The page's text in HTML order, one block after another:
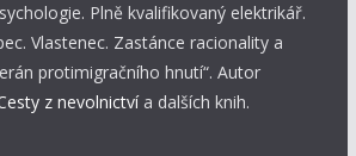
Plně kvalifikovaný elektrikář.
Vlastenec. Zastánce racionality a
protimigračního hnutí“. Autor
z nevolnictví a dalších knih.